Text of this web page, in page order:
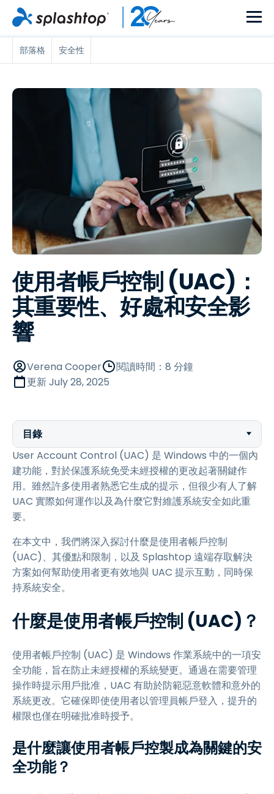
部落格 安全性
使用者帳戶控制 (UAC)：
其重要性、好處和安全影
響
Verena Cooper
閱讀時間：8 分鐘
更新July 28, 2025
目錄
User Account Control (UAC) 是 Windows 中的一個內
建功能，對於保護系統免受未經授權的更改起著關鍵作
用。雖然許多使用者熟悉它生成的提示，但很少有人了解
UAC 實際如何運作以及為什麼它對維護系統安全如此重
要。
在本文中，我們將深入探討什麼是使用者帳戶控制
(UAC)、其優點和限制，以及 Splashtop 遠端存取解決
方案如何幫助使用者更有效地與 UAC 提示互動，同時保
持系統安全。
什麼是使用者帳戶控制 (UAC)？
使用者帳戶控制 (UAC) 是 Windows 作業系統中的一項安
全功能，旨在防止未經授權的系統變更。通過在需要管理
操作時提示用戶批准，UAC 有助於防範惡意軟體和意外的
系統更改。它確保即使使用者以管理員帳戶登入，提升的
權限也僅在明確批准時授予。
是什麼讓使用者帳戶控製成為關鍵的安
全功能？